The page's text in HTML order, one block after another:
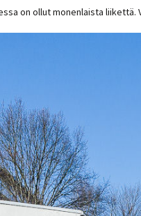
on ollut monenlaista